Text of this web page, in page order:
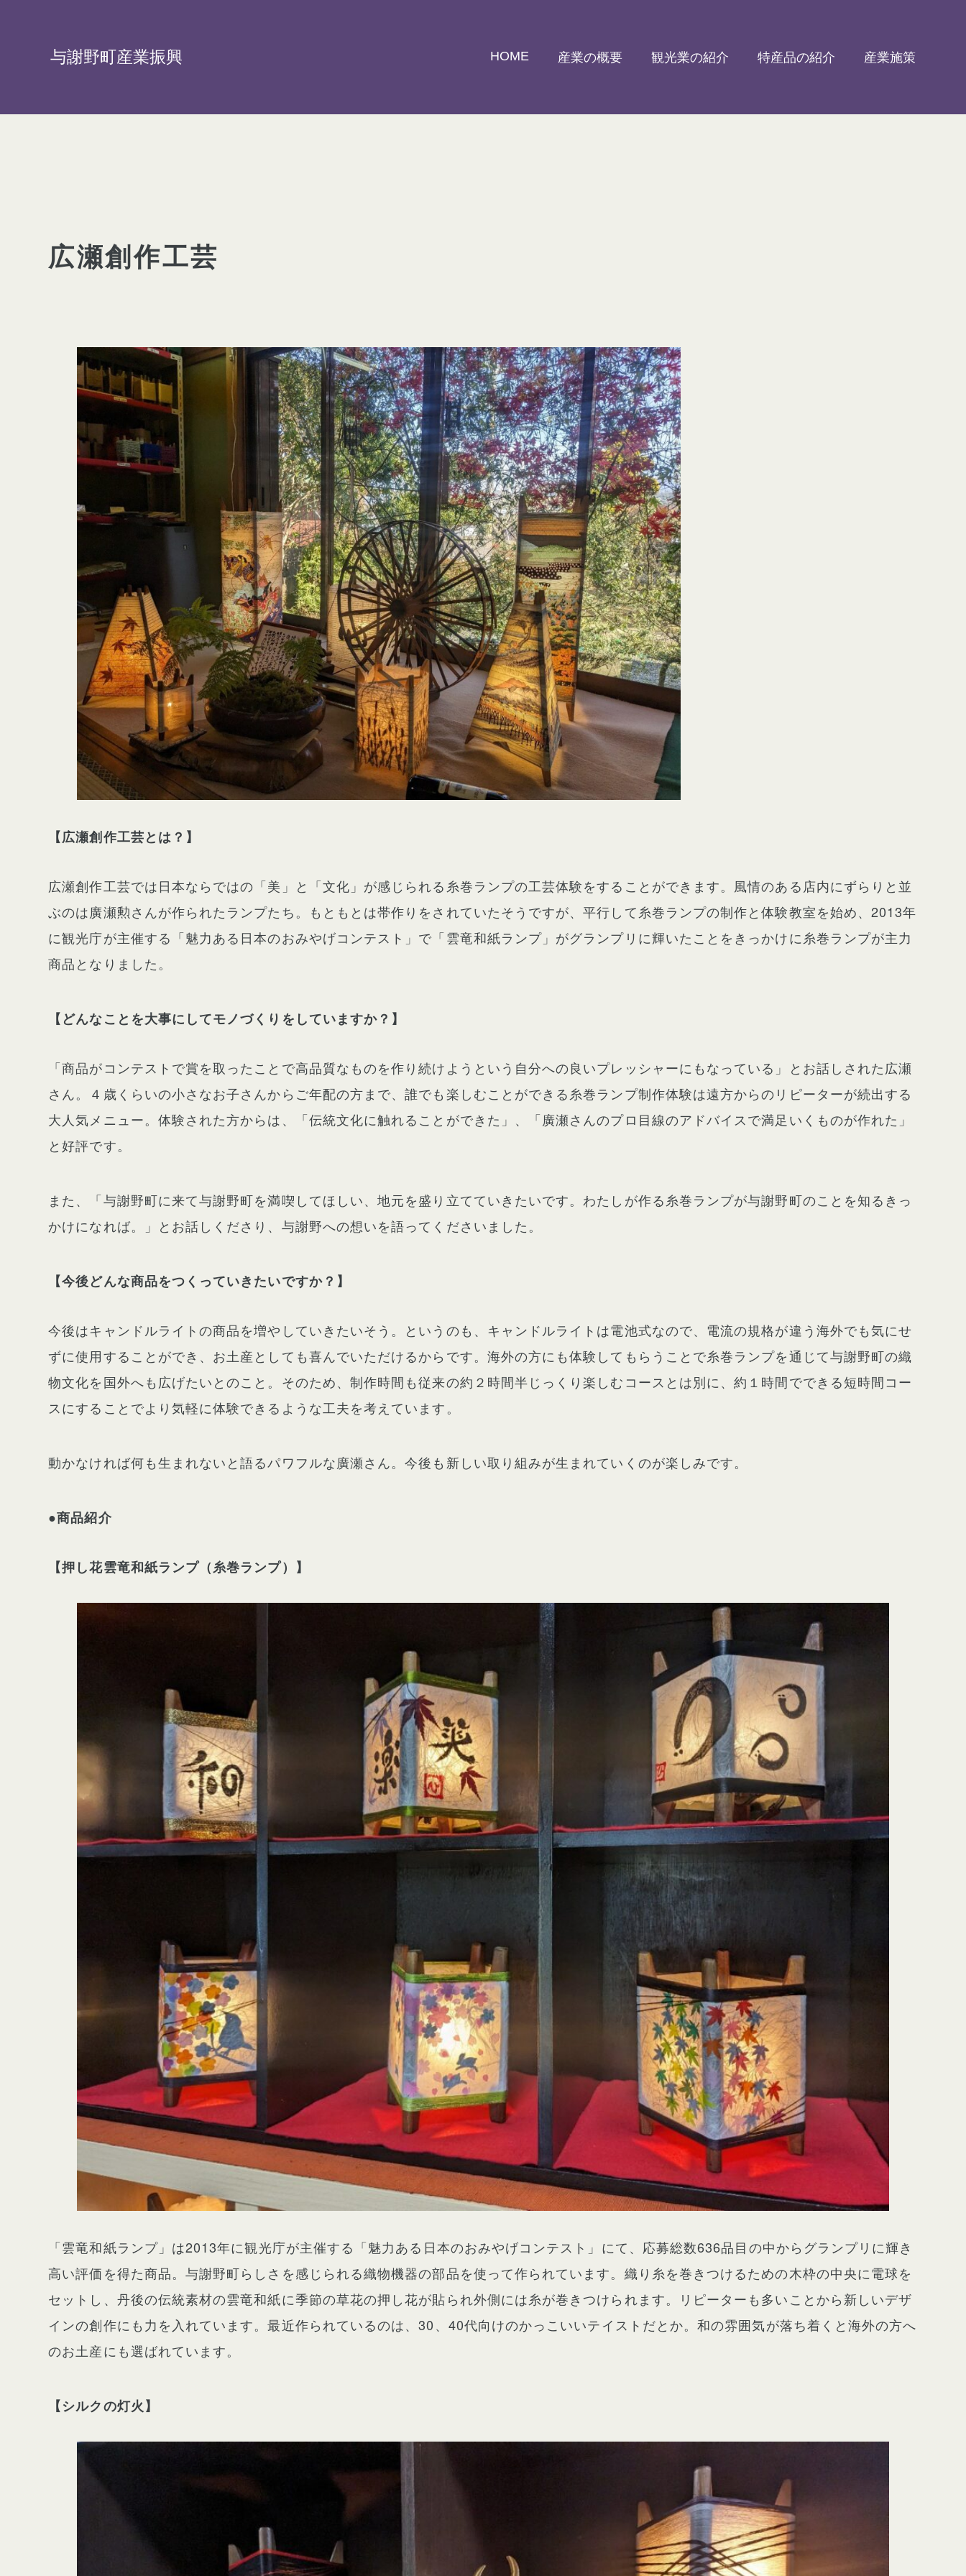
与謝野町産業振興 HOME 産業の概要 観光業の紹介 特産品の紹介 産業施策
広瀬創作工芸
【広瀬創作工芸とは？】
広瀬創作工芸では日本ならではの「美」と「文化」が感じられる糸巻ランプの工芸体験をすることができます。風情のある店内にずらりと並
ぶのは廣瀬勲さんが作られたランプたち。もともとは帯作りをされていたそうですが、平行して糸巻ランプの制作と体験教室を始め、2013年
に観光庁が主催する「魅力ある日本のおみやげコンテスト」で「雲竜和紙ランプ」がグランプリに輝いたことをきっかけに糸巻ランプが主力
商品となりました。
【どんなことを大事にしてモノづくりをしていますか？】
「商品がコンテストで賞を取ったことで高品質なものを作り続けようという自分への良いプレッシャーにもなっている」とお話しされた広瀬
さん。４歳くらいの小さなお子さんからご年配の方まで、誰でも楽しむことができる糸巻ランプ制作体験は遠方からのリピーターが続出する
大人気メニュー。体験された方からは、「伝統文化に触れることができた」、「廣瀬さんのプロ目線のアドバイスで満足いくものが作れた」
と好評です。
また、「与謝野町に来て与謝野町を満喫してほしい、地元を盛り立てていきたいです。わたしが作る糸巻ランプが与謝野町のことを知るきっ
かけになれば。」とお話しくださり、与謝野への想いを語ってくださいました。
【今後どんな商品をつくっていきたいですか？】
今後はキャンドルライトの商品を増やしていきたいそう。というのも、キャンドルライトは電池式なので、電流の規格が違う海外でも気にせ
ずに使用することができ、お土産としても喜んでいただけるからです。海外の方にも体験してもらうことで糸巻ランプを通じて与謝野町の織
物文化を国外へも広げたいとのこと。そのため、制作時間も従来の約２時間半じっくり楽しむコースとは別に、約１時間でできる短時間コー
スにすることでより気軽に体験できるような工夫を考えています。
動かなければ何も生まれないと語るパワフルな廣瀬さん。今後も新しい取り組みが生まれていくのが楽しみです。
●商品紹介
【押し花雲竜和紙ランプ（糸巻ランプ）】
「雲竜和紙ランプ」は2013年に観光庁が主催する「魅力ある日本のおみやげコンテスト」にて、応募総数636品目の中からグランプリに輝き
高い評価を得た商品。与謝野町らしさを感じられる織物機器の部品を使って作られています。織り糸を巻きつけるための木枠の中央に電球を
セットし、丹後の伝統素材の雲竜和紙に季節の草花の押し花が貼られ外側には糸が巻きつけられます。リピーターも多いことから新しいデザ
インの創作にも力を入れています。最近作られているのは、30、40代向けのかっこいいテイストだとか。和の雰囲気が落ち着くと海外の方へ
のお土産にも選ばれています。
【シルクの灯火】